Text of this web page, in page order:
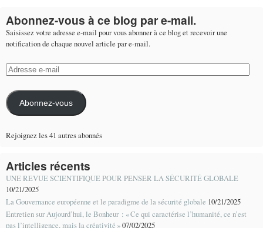
Abonnez-vous à ce blog par e-mail.
Saisissez votre adresse e-mail pour vous abonner à ce blog et recevoir une
notification de chaque nouvel article par e-mail.
Adresse
mail
Abonnez-vous
Rejoignez les 41 autres abonnés
Articles récents
UNE REVUE SCIENTIFIQUE POUR PENSER LA SÉCURITÉ GLOBALE
10/21/2025
La Gouvernance européenne et le paradigme de la sécurité globale 10/21/2025
Entretien sur Aujourd’hui, le Bonheur : « Ce qui caractérise l’humanité, ce n’est
pas l’intelligence, mais la créativité »07/02/2025